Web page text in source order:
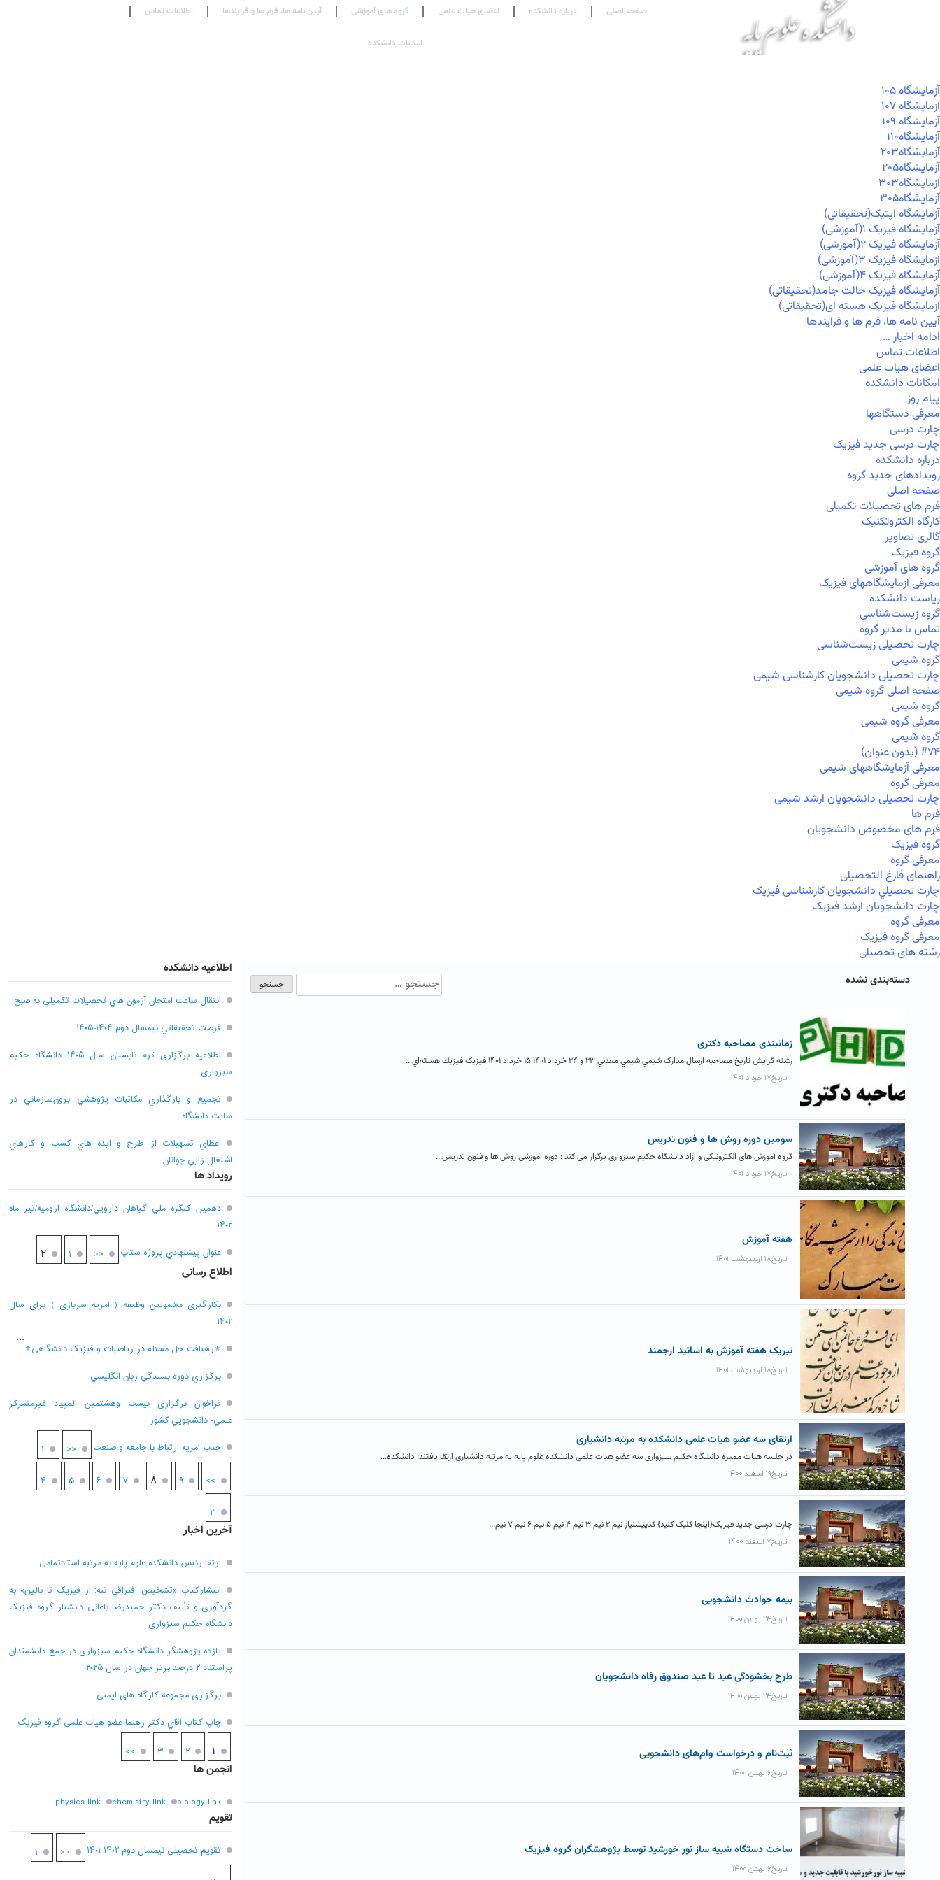
صفحه اصلی درباره دانشکده اعضای هیات علمی گروه های آموزشی آیین نامه ها، فرم ها و فرایندها اطلاعات تماس
امکانات دانشکده
آزمايشگاه ۱۰۵
آزمايشگاه ۱۰۷
آزمايشگاه ۱۰۹
آزمايشگاه۱۱۰
آزمايشگاه۲۰۳
آزمايشگاه۲۰۵
آزمايشگاه۳۰۳
آزمايشگاه۳۰۵
آزمایشگاه اپتیک(تحقیقاتی)
آزمایشگاه فیزیک ۱(آموزشی)
آزمایشگاه فیزیک ۲(آموزشی)
آزمایشگاه فیزیک ۳(آموزشی)
آزمایشگاه فیزیک ۴(آموزشی)
آزمایشگاه فیزیک حالت جامد(تحقیقاتی)
آزمایشگاه فیزیک هسته ای(تحقیقاتی)
آیین نامه ها، فرم ها و فرایندها
ادامه اخبار …
اطلاعات تماس
اعضای هیات علمی
امکانات دانشکده
پیام روز
معرفی دستگاهها
چارت درسی
چارت درسی جدید فیزیک
درباره دانشکده
رویدادهای جدید گروه
صفحه اصلی
فرم های تحصیلات تکمیلی
کارگاه الکتروتکنیک
گالری تصاویر
گروه فیزیک
گروه های آموزشی
معرفی آزمایشگاههای فیزیک
ریاست دانشکده
گروه زیست‌شناسی
تماس با مدیر گروه
چارت تحصیلی زیست‌شناسی
گروه شیمی
چارت تحصیلی دانشجویان کارشناسی شیمی
صفحه اصلی گروه شیمی
گروه شیمی
معرفی گروه شیمی
گروه شیمی
#۷۴ (بدون عنوان)
معرفی آزمایشگاههای شیمی
معرفی گروه
چارت تحصیلی دانشجویان ارشد شیمی
فرم ها
فرم های مخصوص دانشجویان
گروه فیزیک
معرفی گروه
راهنمای فارغ التحصیلی
چارت تحصيلي دانشجویان کارشناسی فیزیک
چارت دانشجویان ارشد فیزیک
معرفی گروه
معرفی گروه فیزیک
رشته های تحصیلی
دسته‌بندی نشده
زمانبندی مصاحبه دکتری
رشته گرایش تاریخ مصاحبه ارسال مدارک شيمي شيمي معدني ۲۳ و ۲۴ خرداد ۱۴۰۱ ۱۵ خرداد ۱۴۰۱ فیزیک فيزيك هسته‌اي...
تاریخ۱۷ خرداد ۱۴۰۱
سومین دوره روش ها و فنون تدریس
گروه آموزش های الکترونیکی و آزاد دانشگاه حکیم سبزواری برگزار می کند : دوره آموزشی روش ها و فنون تدریس...
تاریخ۱۷ خرداد ۱۴۰۱
هفته آموزش
تاریخ۱۸ اردیبهشت ۱۴۰۱
تبریک هفته آموزش به اساتید ارجمند
تاریخ۱۸ اردیبهشت ۱۴۰۱
ارتقای سه عضو هیات علمی دانشکده به مرتبه دانشیاری
در جلسه هیات ممیزه دانشگاه حکیم سبزواری سه عضو هیات علمی دانشکده علوم پایه به مرتبه دانشیاری ارتقا یافتند: دانشکده...
تاریخ۱۹ اسفند ۱۴۰۰
چارت درسی جدید فیزیک{اینجا کلیک کنید} کدپیشنیاز نیم ۲ نیم ۳ نیم ۴ نیم ۵ نیم ۶ نیم ۷ نیم...
تاریخ۷ اسفند ۱۴۰۰
بیمه حوادث دانشجویی
تاریخ۲۴ بهمن ۱۴۰۰
طرح بخشودگی عید تا عید صندوق رفاه دانشجویان
تاریخ۲۴ بهمن ۱۴۰۰
ثبت‌نام و درخواست وام‌های دانشجویی
تاریخ۶ بهمن ۱۴۰۰
ساخت دستگاه شبیه ساز نور خورشید توسط پژوهشگران گروه فیزیک
تاریخ۶ بهمن ۱۴۰۰
اطلاعیه دانشکده
انتقال ساعت امتحان آزمون هاي تحصيلات تکميلي به صبح
فرصت تحقيقاتي نیمسال دوم ۱۴۰۴-۱۴۰۵
اطلاعیه برگزاری ترم تابستان سال ۱۴۰۵ دانشگاه حکیم
سبزواری
تجميع و بارگذاري مکاتبات پژوهشي برون‌سازماني در
سايت دانشگاه
اعطاي تسهيلات از طرح و ايده هاي کسب و کارهاي
اشتغال زايي جوانان
رویداد ها
دهمين کنگره ملي گياهان دارويي/دانشگاه اروميه/تير ماه
۱۴۰۲
عنوان پيشنهادي پروژه ستاپ
<< ۱ ۲
اطلاع رسانی
بکارگيري مشمولين وظيفه ( امريه سربازي ) براي سال
۱۴۰۲
⚜رهیافت حل مسئله در ریاضیات و فیزیک دانشگاهی⚜
برگزاري دوره بسندگي زبان انگليسي
فراخوان برگزاری بيست وهشتمين المپياد غيرمتمركز
علمي- دانشجويي كشور
جذب امریه ارتباط با جامعه و صنعت
<< ۱
...
۳
۴ ۵ ۶ ۷ ۸ ۹ >>
آخرین اخبار
ارتقا رئیس دانشکده علوم پایه به مرتبه استادتمامی
انتشارکتاب «تشخیص افتراقی تنه: از فیزیک تا بالین» به
گردآوری و تألیف دکتر حمیدرضا باغانی دانشیار گروه فیزیک
دانشگاه حکیم سبزواری
یازده پژوهشگر دانشگاه حکیم سبزواری در جمع دانشمندان
پراستناد ۲ درصد برتر جهان در سال ۲۰۲۵
برگزاری مجموعه کارگاه های ایمنی
چاپ کتاب آقاي دکتر رهنما عضو هیات علمی گروه فیزیک
۱ ۲ ۳ >>
انجمن ها
biology link
chemistry link
physics link
تقویم
تقویم تحصیلی نیمسال دوم ۱۴۰۲-۱۴۰۱ << ۱